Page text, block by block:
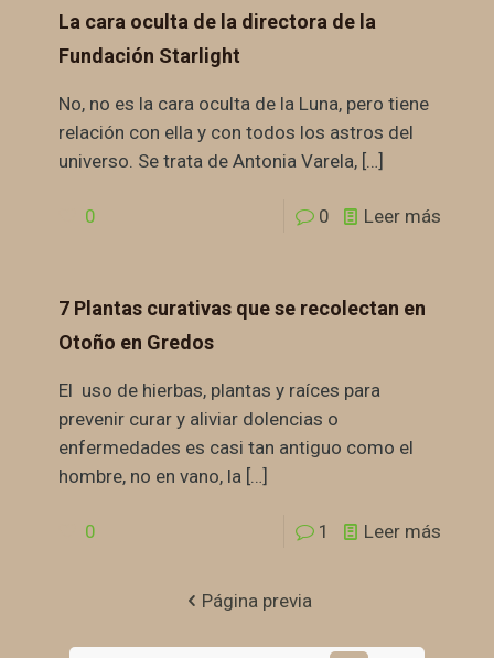
La cara oculta de la directora de la
Fundación Starlight
No, no es la cara oculta de la Luna, pero tiene
relación con ella y con todos los astros del
universo. Se trata de Antonia Varela, […]
0 0 Leer más
7 Plantas curativas que se recolectan en
Otoño en Gredos
El uso de hierbas, plantas y raíces para
prevenir curar y aliviar dolencias o
enfermedades es casi tan antiguo como el
hombre, no en vano, la […]
0 1 Leer más
Página previa